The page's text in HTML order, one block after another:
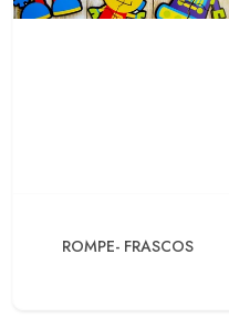
ROMPE- FRASCOS